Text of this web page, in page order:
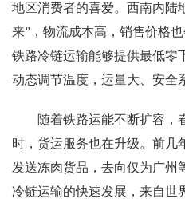
地区消费者的喜爱。西南内陆
来”，物流成本高，销售价格
铁路冷链运输能够提供最低零
动态调节温度，运量大、安全
随着铁路运能不断扩容，
时，货运服务也在升级。前几
发送冻肉货品，去向仅为广州
冷链运输的快速发展，来自世